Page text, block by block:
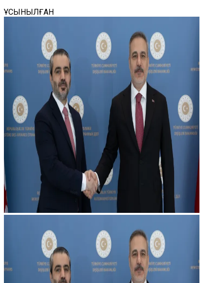
ҰСЫНЫЛҒАН